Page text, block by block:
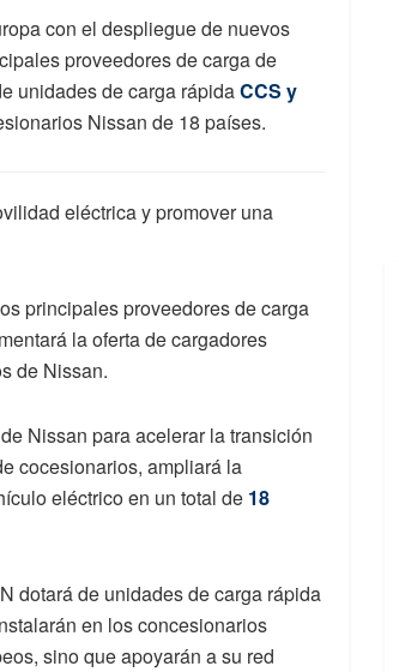
con el despliegue de nuevos
proveedores de carga de
unidades de carga rápidaCCS y
Nissan de 18 países.
eléctrica y promover una
principales proveedores de carga
la oferta de cargadores
de Nissan.
Nissan para acelerar la transición
cocesionarios, ampliará la
eléctrico en un total de 18
dotará de unidades de carga rápida
en los concesionarios
sino que apoyarán a su red